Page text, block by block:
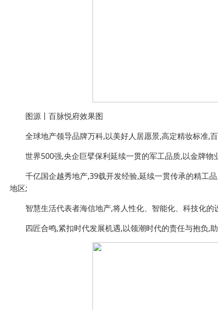
图源丨百脉悦府效果图
全球地产领导品牌万科,以美好人居愿景,高定精妆标准,
世界500强,央企巨擘保利延续一贯的军工品质,以金牌物
千亿国企越秀地产,39载开发经验,延续一贯传承的精工
地区;
智慧生活代表者海信地产,将人性化、智能化、科技化
四匠合鸣,紧扣时代发展机遇,以领潮时代的责任与抱负,